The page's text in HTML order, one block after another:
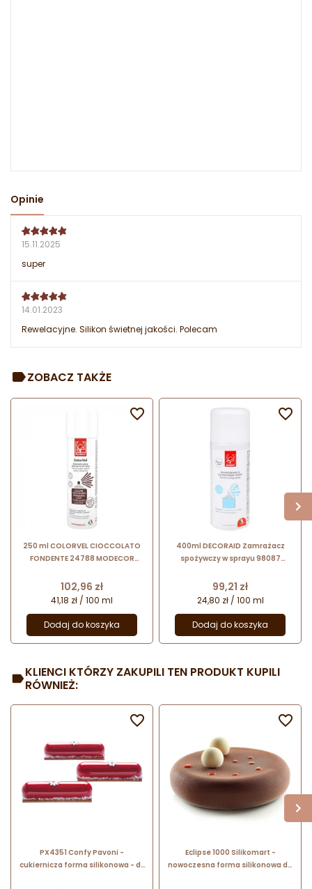
Opinie
15.11.2025
super
14.01.2023
Rewelacyjne. Silikon świetnej jakości. Polecam
ZOBACZ TAKŻE
250 ml COLORVEL CIOCCOLATO
FONDENTE 24788 MODECOR
strukturze zamszu - kolor ciemna
czekolada
Cena
102,96 zł
41,18 zł / 100 ml
Dodaj do koszyka

400ml DECORAID Zamrażacz
spożywczy w sprayu 98087
Cena
99,21 zł
24,80 zł / 100 ml
Dodaj do koszyka

KLIENCI KTÓRZY ZAKUPILI TEN PRODUKT KUPILI
RÓWNIEŻ:
PX4351 Confy Pavoni -
cukiernicza forma silikonowa - dł.

Eclipse 1000 Silikomart -
nowoczesna forma silikonowa do
